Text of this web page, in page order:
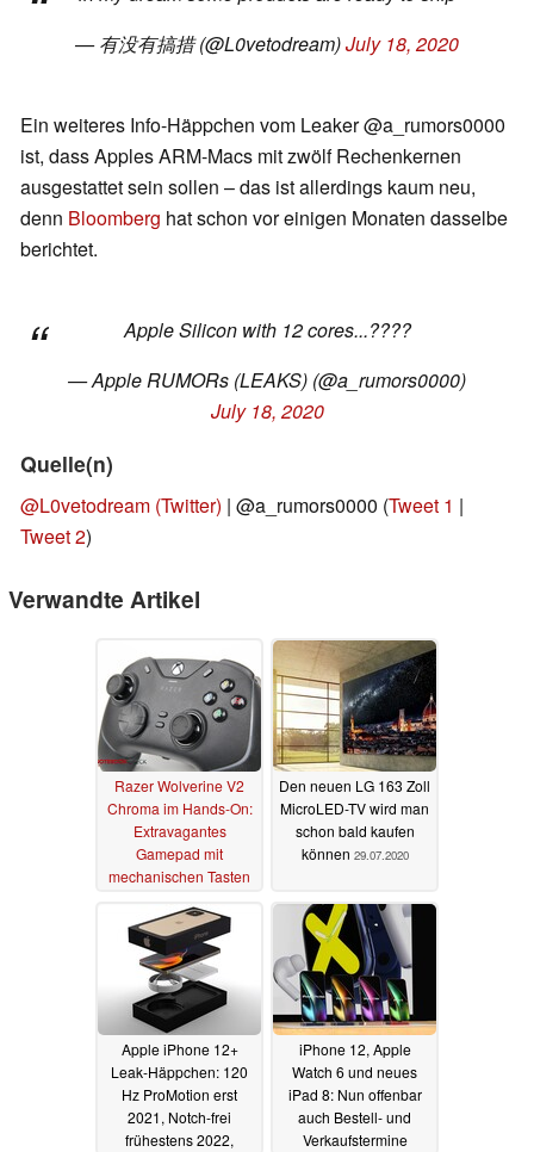
— 有没有搞措 (@L0vetodream)July 18, 2020
Ein weiteres Info-Häppchen vom Leaker @a_rumors0000
ist, dass Apples ARM-Macs mit zwölf Rechenkernen
ausgestattet sein sollen – das ist allerdings kaum neu,
denn Bloomberg hat schon vor einigen Monaten dasselbe
berichtet.
Apple Silicon with 12 cores...????
— Apple RUMORs (LEAKS) (@a_rumors0000)
July 18, 2020
Quelle(n)
@L0vetodream (Twitter) | @a_rumors0000 (Tweet 1 |
Tweet 2)
Verwandte Artikel
Razer Wolverine V2
Chroma im Hands-On:
Extravagantes
Gamepad mit
mechanischen Tasten
Den neuen LG 163 Zoll
MicroLED-TV wird man
schon bald kaufen
können 29.07.2020
Apple iPhone 12+
Leak-Häppchen: 120
Hz ProMotion erst
2021, Notch-frei
frühestens 2022,
iPhone 12, Apple
Watch 6 und neues
iPad 8: Nun offenbar
auch Bestell- und
Verkaufstermine